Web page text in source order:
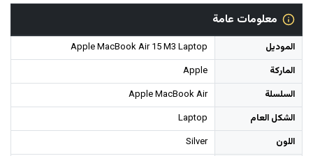
معلومات عامة
الموديل
Apple MacBook Air 15 M3 Laptop
الماركة
Apple
السلسلة
Apple MacBook Air
الشكل العام
Laptop
اللون
Silver